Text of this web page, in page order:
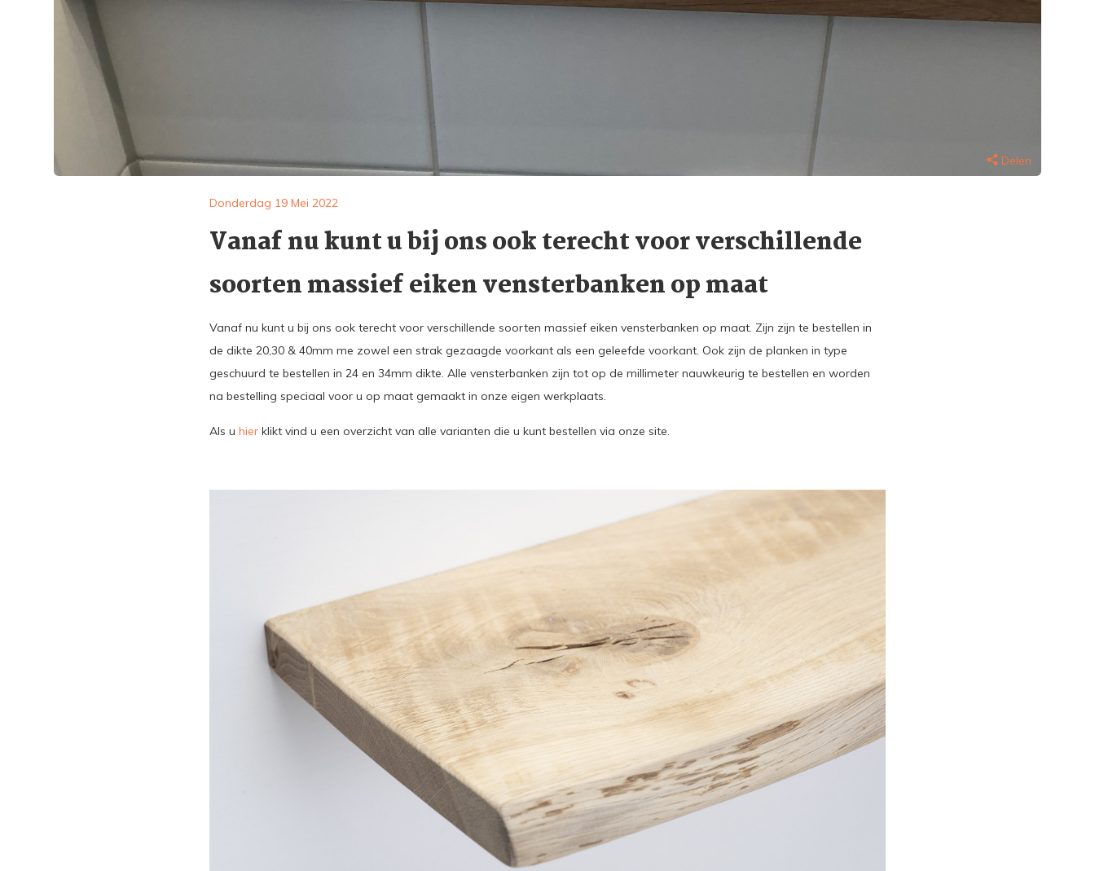
Delen
Donderdag 19 Mei 2022
Vanaf nu kunt u bij ons ook terecht voor verschillende
soorten massief eiken vensterbanken op maat
Vanaf nu kunt u bij ons ook terecht voor verschillende soorten massief eiken vensterbanken op maat. Zijn zijn te bestellen in
de dikte 20,30 & 40mm me zowel een strak gezaagde voorkant als een geleefde voorkant. Ook zijn de planken in type
geschuurd te bestellen in 24 en 34mm dikte. Alle vensterbanken zijn tot op de millimeter nauwkeurig te bestellen en worden
na bestelling speciaal voor u op maat gemaakt in onze eigen werkplaats.
Als uhier klikt vind u een overzicht van alle varianten die u kunt bestellen via onze site.